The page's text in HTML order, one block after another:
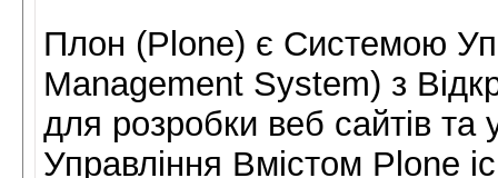
Плон (Plone) є Системою
Management System) з
для розробки веб сайтів
Управління Вмістом Plone